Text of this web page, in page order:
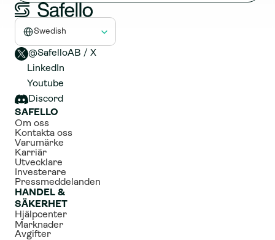
Select Language
Swedish
@SafelloAB / X
LinkedIn
Youtube
Discord
SAFELLO
Om oss
Kontakta oss
Varumärke
Karriär
Utvecklare
Investerare
Pressmeddelanden
HANDEL &
SÄKERHET
Hjälpcenter
Marknader
Avgifter